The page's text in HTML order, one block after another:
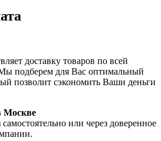
доставку товаров по всей
подберем для Вас оптимальный
позволит сэкономить Ваши деньги
Москве
или через доверенное